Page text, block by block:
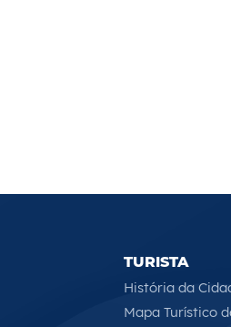
TURISTA
História da
Mapa Turístico